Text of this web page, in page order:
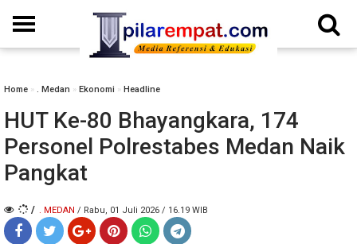
Home » . Medan » Ekonomi » Headline
HUT Ke-80 Bhayangkara, 174
Personel Polrestabes Medan Naik
Pangkat
/ . MEDAN / Rabu, 01 Juli 2026 / 16.19 WIB